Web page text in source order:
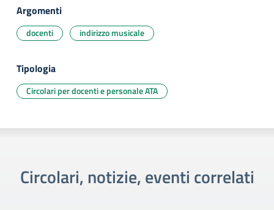
Argomenti
docenti indirizzo musicale
Tipologia
Circolari per docenti e personale ATA
Circolari, notizie, eventi correlati